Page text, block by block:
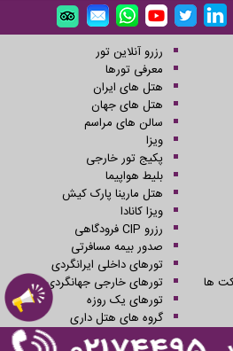
ها
رزرو آنلاین تور
معرفی تورها
هتل های ایران
هتل های جهان
سالن های مراسم
ویزا
پکیج تور خارجی
بلیط هواپیما
هتل مارینا پارک کیش
ویزا کانادا
رزرو CIP فرودگاهی
صدور بیمه مسافرتی
تورهای داخلی ایرانگردی
تورهای خارجی جهانگردی
تورهای یک روزه
گروه های هتل داری